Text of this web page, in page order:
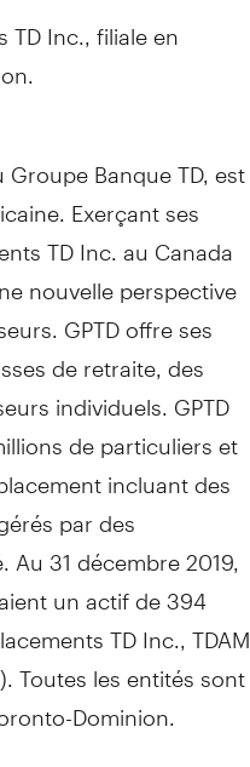
TD Inc., filiale en
Banque TD, est
Exerçant ses
TD Inc. au Canada
nouvelle perspective
GPTD offre ses
de retraite, des
individuels. GPTD
de particuliers et
incluant des
par des
31 décembre 2019,
un actif de 394
TD Inc., TDAM
Toutes les entités sont
Dominion.